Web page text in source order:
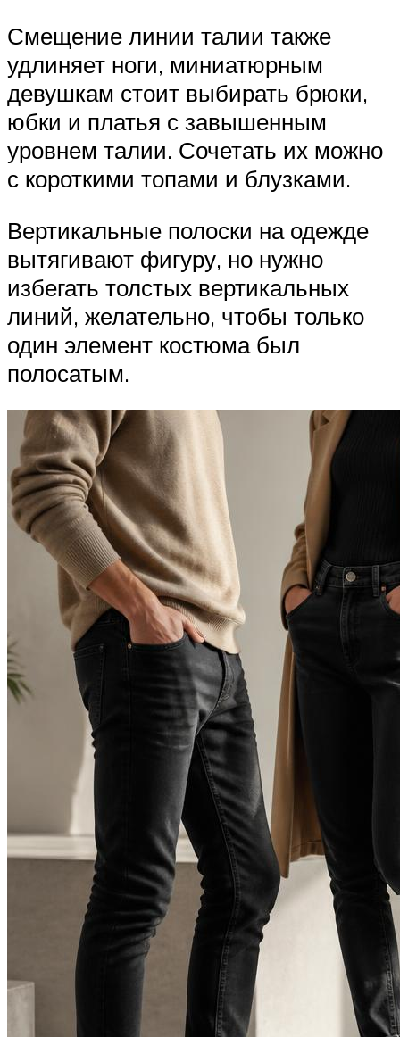
Смещение линии талии также
удлиняет ноги, миниатюрным
девушкам стоит выбирать брюки,
юбки и платья с завышенным
уровнем талии. Сочетать их можно
с короткими топами и блузками.
Вертикальные полоски на одежде
вытягивают фигуру, но нужно
избегать толстых вертикальных
линий, желательно, чтобы только
один элемент костюма был
полосатым.